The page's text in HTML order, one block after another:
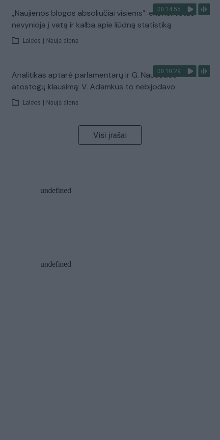
00:14:55
„Naujienos blogos absoliučiai visiems“: ekonomistas
nevynioja į vatą ir kalba apie liūdną statistiką
Laidos Nauja diena
00:10:29
Analitikas aptarė parlamentarų ir G. Nausėdos
atostogų klausimą: V. Adamkus to nebijodavo
Laidos Nauja diena
Visi įrašai